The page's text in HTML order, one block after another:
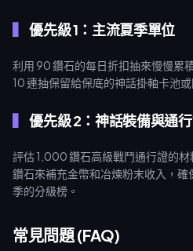
優先級 1：主流夏季單位
利用 90 鑽石的每日折扣抽來慢慢累
10 連抽保留給保底的神話掛軸卡池
優先級 2：神話裝備與通
評估 1,000 鑽石高級戰鬥通行證的
鑽石來補充金幣和冶煉粉末收入，確
季的分級榜。
常見問題 (FAQ)